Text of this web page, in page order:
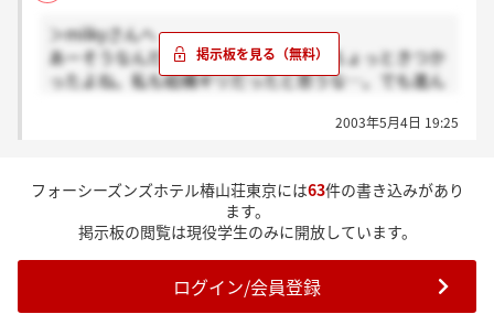
＞milkyさんへ
あーそうなんだ…。確かに一般常識はちょっときつか
ったよね。私も結構ギリだったと思うな…。でも進ん
な面接だっただけに「うーん今のところはホテルがい
いけどまだ先はわかりません、なりたくなるかもしれ
ません」って本音出ちゃった自分に今ごろ後悔してい
ます…。そんな質問をするってことは本当にホテル一
本でやりたいのか確かめるために聞いてるんだよ
ね…、きっと。やってしまった…。だって、うそつけ
2003年5月4日 19:25
フォーシーズンズホテル椿山荘東京には63件の書き込みがあり
ます。
掲示板の閲覧は現役学生のみに開放しています。
ログイン/会員登録